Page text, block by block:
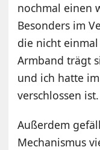
nochmal einen
Besonders im
die nicht
Armband trägt
und ich hatte
verschlossen ist.
Außerdem
Mechanismus